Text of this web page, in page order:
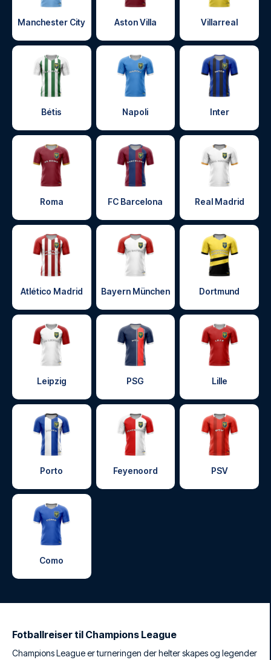
Manchester City Aston Villa Villarreal
Bétis Napoli Inter
Roma FC Barcelona Real Madrid
Atlético Madrid Bayern München Dortmund
Leipzig PSG Lille
Porto Feyenoord PSV
Como
Fotballreiser til Champions League
Champions League er turneringen der helter skapes og legender